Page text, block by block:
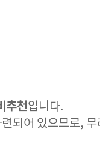
추천입니다.
되어 있으므로,